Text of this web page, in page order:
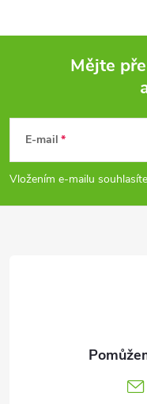
p
a
Mějte
E-mail
Vložením e-mailu